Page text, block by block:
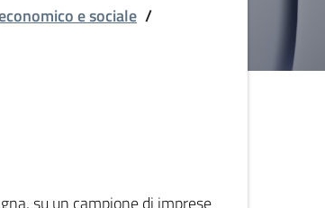
e sociale /
su un campione di imprese